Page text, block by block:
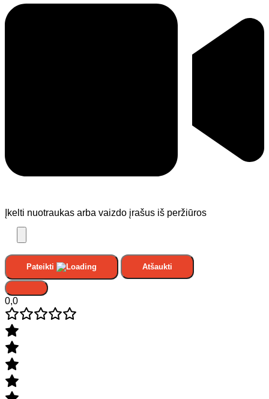
Įkelti nuotraukas arba vaizdo įrašus iš peržiūros
Pateikti Atšaukti
0,0